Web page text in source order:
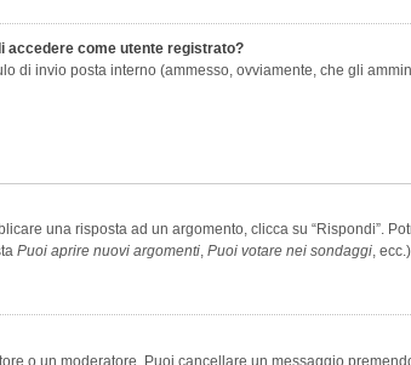
accedere come utente registrato?
di invio posta interno (ammesso, ovviamente, che gli
una risposta ad un argomento, clicca su “Rispondi”.
Puoi aprire nuovi argomenti, Puoi votare nei sondaggi,
o un moderatore. Puoi cancellare un messaggio